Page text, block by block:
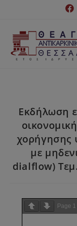
Εκδήλωση
χορήγησης
με
dialflow)
Page 1